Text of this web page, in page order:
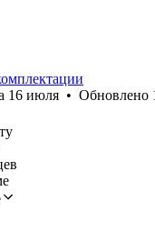
16 июля • Обновлено